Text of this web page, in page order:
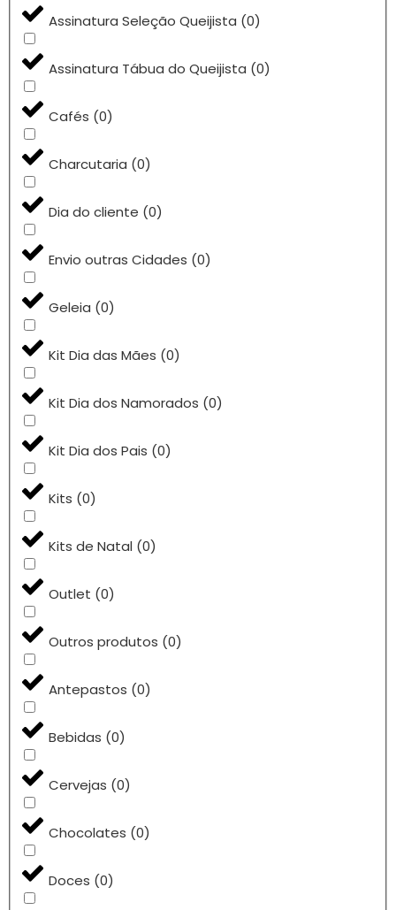
Assinatura Seleção Queijista (0)
Assinatura Tábua do Queijista (0)
Cafés (0)
Charcutaria (0)
Dia do cliente (0)
Envio outras Cidades (0)
Geleia (0)
Kit Dia das Mães (0)
Kit Dia dos Namorados (0)
Kit Dia dos Pais (0)
Kits (0)
Kits de Natal (0)
Outlet (0)
Outros produtos (0)
Antepastos (0)
Bebidas (0)
Cervejas (0)
Chocolates (0)
Doces (0)